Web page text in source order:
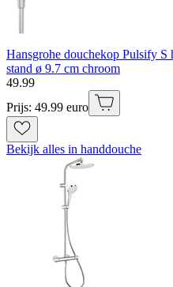
Hansgrohe douchekop Pulsify S
stand ø 9.7 cm chroom
49.99
Prijs: 49.99 euro
Bekijk alles in handdouche